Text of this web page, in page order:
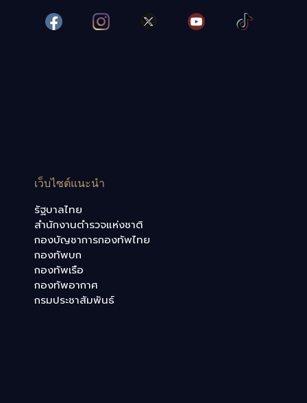
เว็บไซต์แนะนำ
รัฐบาลไทย
สำนักงานตำรวจแห่งชาติ
กองบัญชาการกองทัพไทย
กองทัพบก
กองทัพเรือ
กองทัพอากาศ
กรมประชาสัมพันธ์